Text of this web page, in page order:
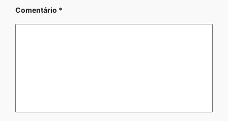
Comentário *